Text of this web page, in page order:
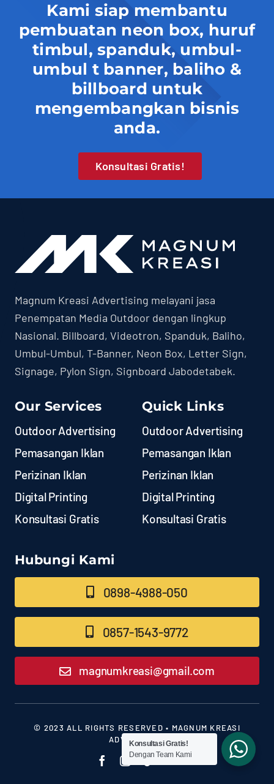
Kami siap membantu
pembuatan neon box, huruf
timbul, spanduk, umbul-
umbul t banner, baliho &
billboard untuk
mengembangkan bisnis
anda.
Konsultasi Gratis!
Magnum Kreasi Advertising melayani jasa
Penempatan Media Outdoor dengan lingkup
Nasional. Billboard, Videotron, Spanduk, Baliho,
Umbul-Umbul, T-Banner, Neon Box, Letter Sign,
Signage, Pylon Sign, Signboard Jabodetabek.
Our Services
Outdoor Advertising
Pemasangan Iklan
Perizinan Iklan
Digital Printing
Konsultasi Gratis
Quick Links
Outdoor Advertising
Pemasangan Iklan
Perizinan Iklan
Digital Printing
Konsultasi Gratis
Hubungi Kami
0898-4988-050
0857-1543-9772
magnumkreasi@gmail.com
© 2023 ALL RIGHTS RESERVED • MAGNUM KREASI
ADVERTISING
Konsultasi Gratis!
Dengan Team Kami